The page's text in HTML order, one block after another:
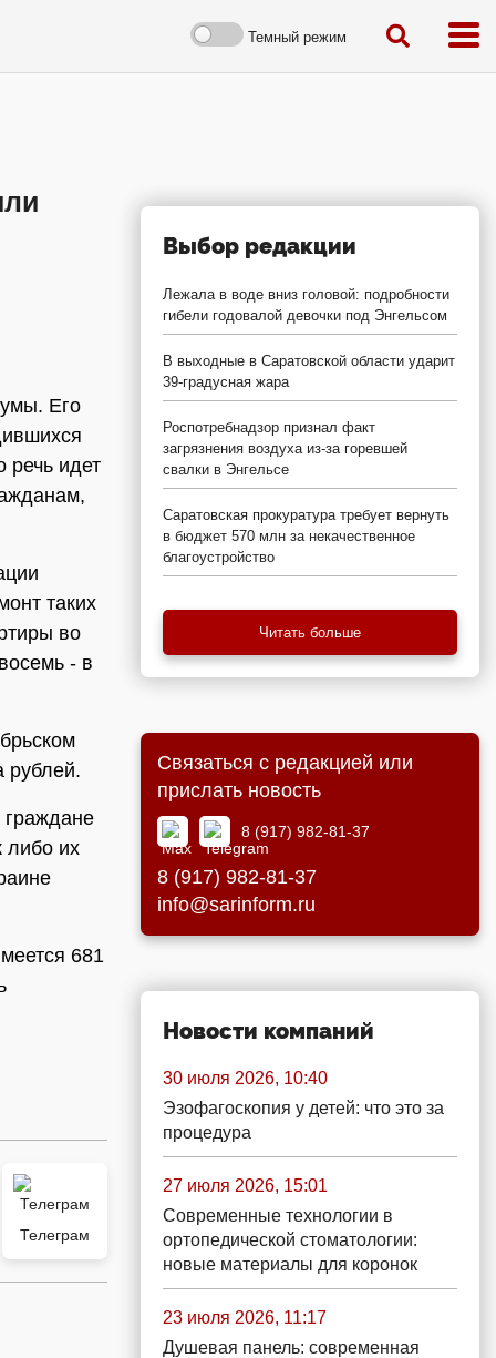
Темный режим
Его
речь идет
таких
во
- в
рублей.
граждане
либо их
681
Телеграм
Выбор редакции
Лежала в воде вниз головой: подробности
гибели годовалой девочки под Энгельсом
В выходные в Саратовской области ударит
39-градусная жара
Роспотребнадзор признал факт
загрязнения воздуха из-за горевшей
свалки в Энгельсе
Саратовская прокуратура требует вернуть
в бюджет 570 млн за некачественное
благоустройство
Читать больше
Связаться с редакцией или
прислать новость
8 (917) 982-81-37
8 (917) 982-81-37
info@sarinform.ru
Новости компаний
30 июля 2026, 10:40
Эзофагоскопия у детей: что это за
процедура
27 июля 2026, 15:01
Современные технологии в
ортопедической стоматологии:
новые материалы для коронок
23 июля 2026, 11:17
Душевая панель: современная